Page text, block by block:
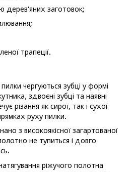
дерев'яних заготовок;
трапеції.
чергуються зубці у формі
здвоєні зубці та наявні
різання як сирої, так і сухої
руху пилки.
з високоякісної загартованої
не тупиться і довго
ріжучого полотна